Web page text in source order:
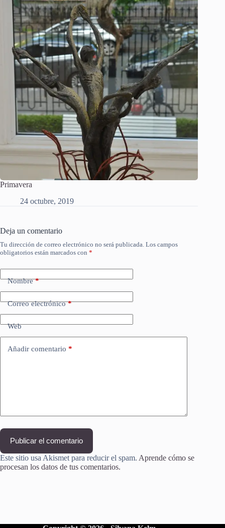
Primavera
24 octubre, 2019
Deja un comentario
Tu dirección de correo electrónico no será publicada. Los campos
obligatorios están marcados con *
Nombre*
Correo electrónico*
Web
Añadir comentario *
Publicar el comentario
Este sitio usa Akismet para reducir el spam. Aprende cómo se
procesan los datos de tus comentarios.